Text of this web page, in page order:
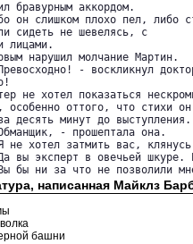
бравурным аккордом.
он слишком плохо пел, либо
сидеть не шевелясь, с
лицами.
нарушил молчание Мартин.
- воскликнул
не хотел показаться
особенно оттого, что стихи он
десять минут до
- прошептала она.
не хотел затмить вас,
вы эксперт в овечьей шкуре.
бы ни за что не позволили
написанная Майклз
башни